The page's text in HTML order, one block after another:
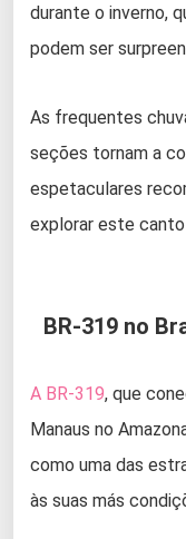
durante o inverno,
podem ser
As frequentes
seções tornam a
espetaculares
explorar este
BR-319 no
A BR-319, que
Manaus no
como uma das
às suas más